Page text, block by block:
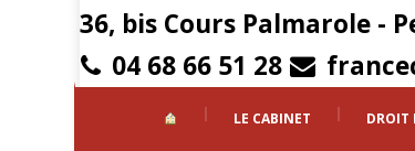
36, bis Cours Palmarole -
04 68 66 51 28
LE CABINET DROIT